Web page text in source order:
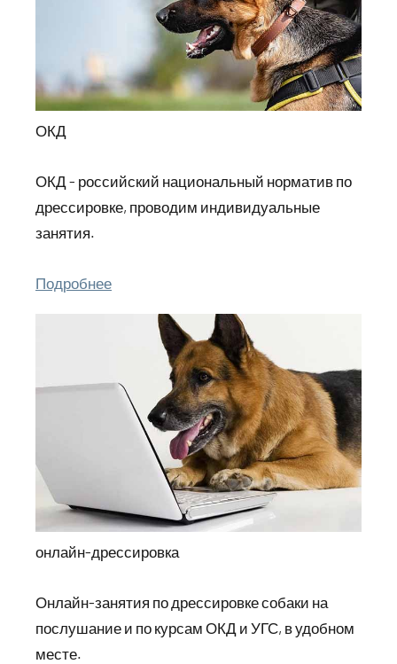
ОКД
ОКД - российский национальный норматив по
дрессировке, проводим индивидуальные
занятия.
Подробнее
онлайн-дрессировка
Онлайн-занятия по дрессировке собаки на
послушание и по курсам ОКД и УГС, в удобном
месте.